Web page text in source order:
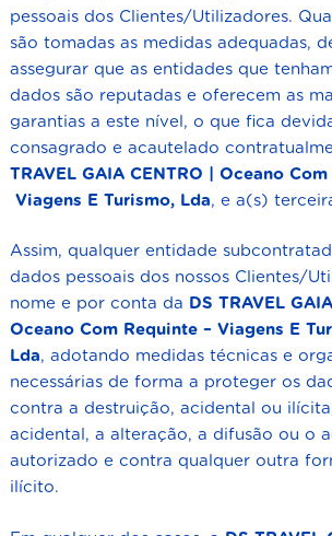
pessoais dos Clientes/Utilizadores.
são tomadas as medidas adequadas,
assegurar que as entidades que
dados são reputadas e oferecem as
garantias a este nível, o que fica
consagrado e acautelado
TRAVEL GAIA CENTRO | Oceano
Viagens E Turismo, Lda, e a(s)
Assim, qualquer entidade
dados pessoais dos nossos Clientes/
nome e por conta da DS TRAVEL
Oceano Com Requinte – Viagens E
Lda, adotando medidas técnicas e
necessárias de forma a proteger os
contra a destruição, acidental ou
acidental, a alteração, a difusão ou o
autorizado e contra qualquer outra
ilícito.